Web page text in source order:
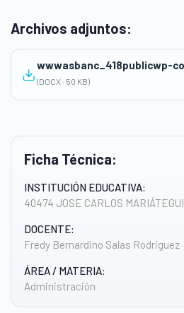
Ficha Técnica:
INSTITUCIÓN EDUCATIVA:
40474 JOSE CARLOS MARIÁTEGUI
DOCENTE:
Fredy Bernardino Salas Rodriguez
ÁREA / MATERIA:
Administración
Archivos adjuntos:
(DOCX · 50 KB)